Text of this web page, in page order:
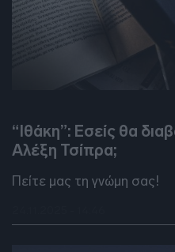
“Ιθάκη”: Εσείς θα
Αλέξη Τσίπρα;
Πείτε μας τη γνώμη σας!